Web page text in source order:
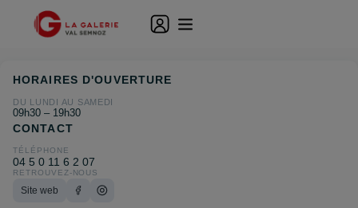
HORAIRES D'OUVERTURE
DU LUNDI AU SAMEDI
09h30 – 19h30
CONTACT
TÉLÉPHONE
04 5 0 11 6 2 07
RETROUVEZ-NOUS
Site web